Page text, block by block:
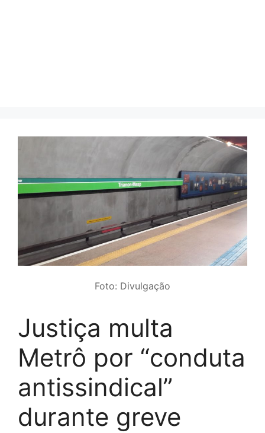
Foto: Divulgação
Justiça multa
Metrô por “conduta
antissindical”
durante greve